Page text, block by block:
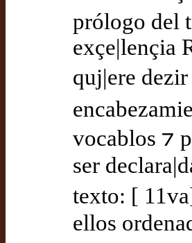
prólogo del
exçe|lençia
quj|ere
vocablos ⁊
ser
texto: [
ellos